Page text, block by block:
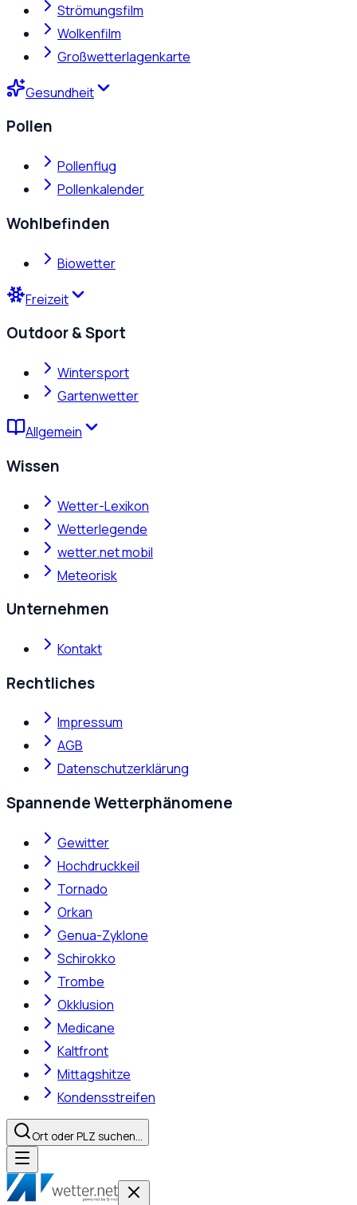
Strömungsfilm
Wolkenfilm
Großwetterlagenkarte
Gesundheit
Pollen
Pollenflug
Pollenkalender
Wohlbefinden
Biowetter
Freizeit
Outdoor & Sport
Wintersport
Gartenwetter
Allgemein
Wissen
Wetter-Lexikon
Wetterlegende
wetter.net mobil
Meteorisk
Unternehmen
Kontakt
Rechtliches
Impressum
AGB
Datenschutzerklärung
Spannende Wetterphänomene
Gewitter
Hochdruckkeil
Tornado
Orkan
Genua-Zyklone
Schirokko
Trombe
Okklusion
Medicane
Kaltfront
Mittagshitze
Kondensstreifen
Ort oder PLZ suchen…